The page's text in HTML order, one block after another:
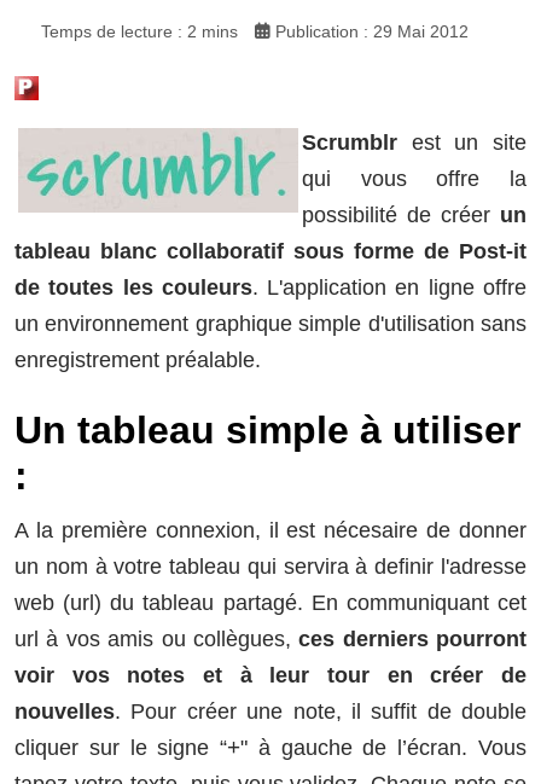
Temps de lecture : 2 mins Publication : 29 Mai 2012
Scrumblr est un site
qui vous offre la
possibilité de créer un
tableau blanc collaboratif sous forme de Post-it
de toutes les couleurs. L'application en ligne offre
un environnement graphique simple d'utilisation sans
enregistrement préalable.
Un tableau simple à utiliser
:
A la première connexion, il est nécesaire de donner
un nom à votre tableau qui servira à definir l'adresse
web (url) du tableau partagé. En communiquant cet
url à vos amis ou collègues,ces derniers pourront
voir vos notes et à leur tour en créer de
nouvelles. Pour créer une note, il suffit de double
cliquer sur le signe “+" à gauche de l’écran. Vous